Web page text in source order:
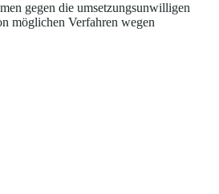
gegen die umsetzungsunwilligen
möglichen Verfahren wegen